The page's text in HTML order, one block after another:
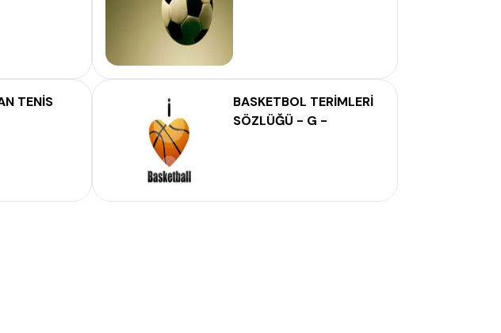
TENİS
BASKETBOL TERİMLERİ
SÖZLÜĞÜ - G -